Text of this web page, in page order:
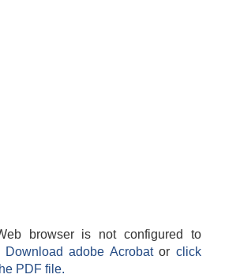
browser is not configured to
Download adobe Acrobatorclick
PDF file.